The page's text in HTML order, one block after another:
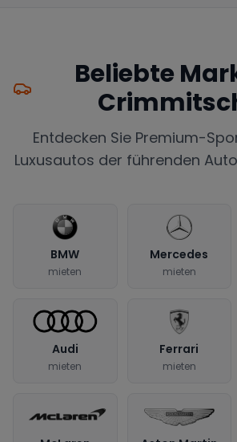
Beliebte
Entdecken Sie Premium-
Luxusautos der führenden
BMW
mieten
Mercedes
mieten
Audi
mieten
Ferrari
mieten